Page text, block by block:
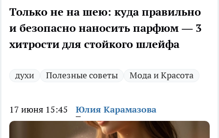
Только не на шею: куда правильно
и безопасно наносить парфюм — 3
хитрости для стойкого шлейфа
духи Полезные советы Мода и Красота
17 июня 15:45 Юлия Карамазова